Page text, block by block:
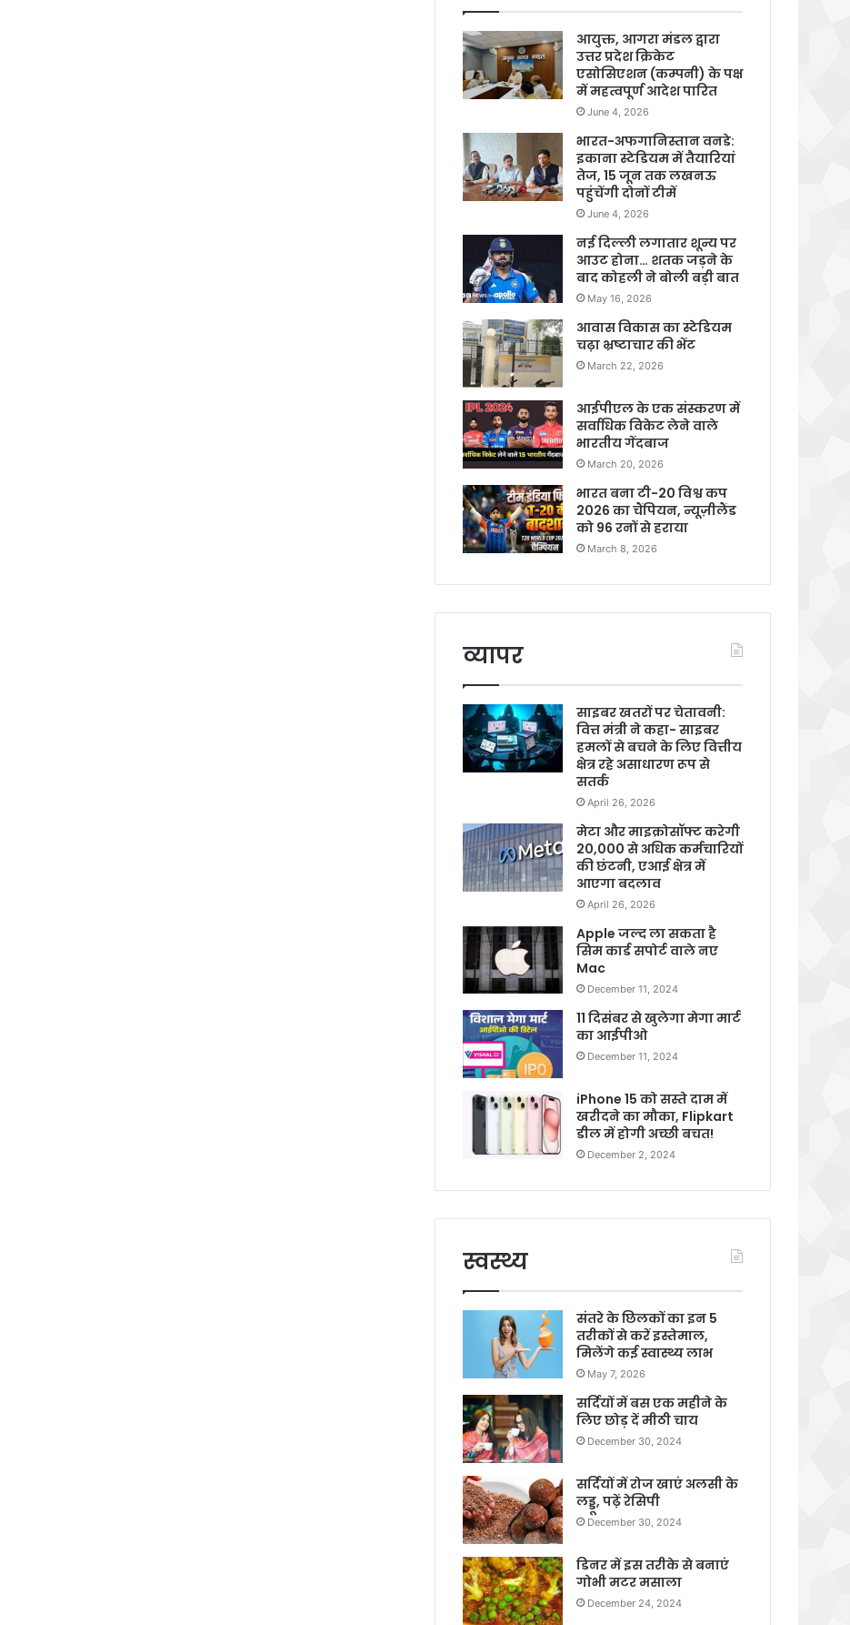
आयुक्त, आगरा मंडल द्वारा
उत्तर प्रदेश क्रिकेट
एसोसिएशन (कम्पनी) के पक्ष
में महत्वपूर्ण आदेश पारित
June 4, 2026
भारत-अफगानिस्तान वनडे:
इकाना स्टेडियम में तैयारियां
तेज, 15 जून तक लखनऊ
पहुंचेंगी दोनों टीमें
June 4, 2026
नई दिल्ली लगातार शून्य पर
आउट होना… शतक जड़ने के
बाद कोहली ने बोली बड़ी बात
May 16, 2026
आवास विकास का स्टेडियम
चढ़ा भ्रष्टाचार की भेंट
March 22, 2026
आईपीएल के एक संस्करण में
सर्वाधिक विकेट लेने वाले
भारतीय गेंदबाज
March 20, 2026
भारत बना टी-20 विश्व कप
2026 का चैंपियन, न्यूज़ीलैंड
को 96 रनों से हराया
March 8, 2026
व्यापर
साइबर खतरों पर चेतावनी:
वित्त मंत्री ने कहा- साइबर
हमलों से बचने के लिए वित्तीय
क्षेत्र रहे असाधारण रूप से
सतर्क
April 26, 2026
मेटा और माइक्रोसॉफ्ट करेगी
20,000 से अधिक कर्मचारियों
की छंटनी, एआई क्षेत्र में
आएगा बदलाव
April 26, 2026
Apple जल्द ला सकता है
सिम कार्ड सपोर्ट वाले नए
Mac
December 11, 2024
11 दिसंबर से खुलेगा मेगा मार्ट
का आईपीओ
December 11, 2024
iPhone 15 को सस्ते दाम में
खरीदने का मौका, Flipkart
डील में होगी अच्छी बचत!
December 2, 2024
स्वस्थ्य
संतरे के छिलकों का इन 5
तरीकों से करें इस्तेमाल,
मिलेंगे कई स्वास्थ्य लाभ
May 7, 2026
सर्दियों में बस एक महीने के
लिए छोड़ दें मीठी चाय
December 30, 2024
सर्दियों में रोज खाएं अलसी के
लड्डू, पढ़ें रेसिपी
December 30, 2024
डिनर में इस तरीके से बनाएं
गोभी मटर मसाला
December 24, 2024